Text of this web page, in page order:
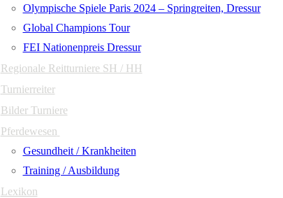
Olympische Spiele Paris 2024 – Springreiten, Dressur
Global Champions Tour
FEI Nationenpreis Dressur
Regionale Reitturniere SH / HH
Turnierreiter
Bilder Turniere
Pferdewesen
Gesundheit / Krankheiten
Training / Ausbildung
Lexikon